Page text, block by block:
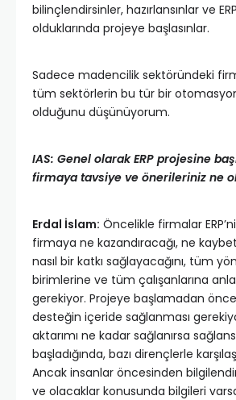
bilinçlendirsinler, hazırlansınlar ve
olduklarında projeye başlasınlar.
Sadece madencilik sektöründeki
tüm sektörlerin bu tür bir
olduğunu düşünüyorum.
IAS: Genel olarak ERP projesine
firmaya tavsiye ve önerileriniz ne
Erdal İslam: Öncelikle firmalar
firmaya ne kazandıracağı, ne
nasıl bir katkı sağlayacağını, tüm
birimlerine ve tüm çalışanlarına
gerekiyor. Projeye başlamadan
desteğin içeride sağlanması
aktarımı ne kadar sağlanırsa
başladığında, bazı dirençlerle
Ancak insanlar öncesinden
ve olacaklar konusunda bilgileri